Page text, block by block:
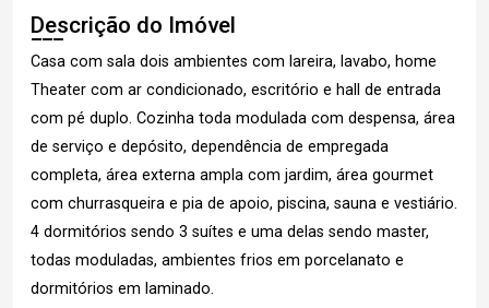
Descrição do Imóvel
Casa com sala dois ambientes com lareira, lavabo, home
Theater com ar condicionado, escritório e hall de entrada
com pé duplo. Cozinha toda modulada com despensa, área
de serviço e depósito, dependência de empregada
completa, área externa ampla com jardim, área gourmet
com churrasqueira e pia de apoio, piscina, sauna e vestiário.
4 dormitórios sendo 3 suítes e uma delas sendo master,
todas moduladas, ambientes frios em porcelanato e
dormitórios em laminado.